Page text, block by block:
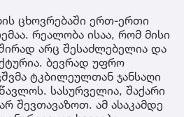
ცხოვრებაში ერთ-ერთი
რეალობა ისაა, რომ მისი
არც შესაძლებელია და
ბევრად უფრო
ტკბილეულთან ჯანსაღი
სასურველია, შაქარი
შევთავაზოთ. ამ ასაკამდე